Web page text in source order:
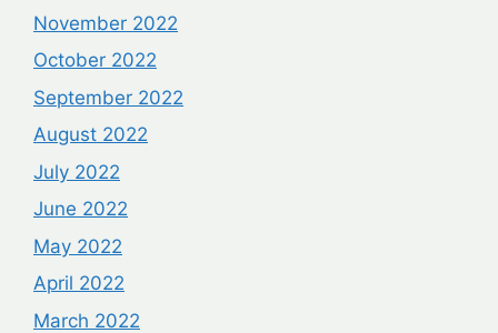
November 2022
October 2022
September 2022
August 2022
July 2022
June 2022
May 2022
April 2022
March 2022